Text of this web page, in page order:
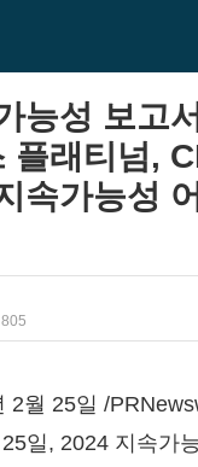
능성 보고
플래티넘,
속가능성
805
2월 25일 /
일, 2024 지속가